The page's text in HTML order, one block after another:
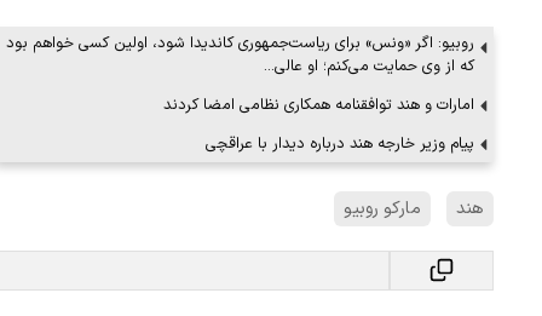
روبیو: اگر «ونس» برای ریاست‌جمهوری کاندیدا شود، اولین کسی خواهم بود
که از وی حمایت می‌کنم؛ او عالی…
امارات و هند توافقنامه‌ همکاری نظامی امضا کردند
پیام وزیر خارجه هند درباره دیدار با عراقچی
هند مارکو روبیو